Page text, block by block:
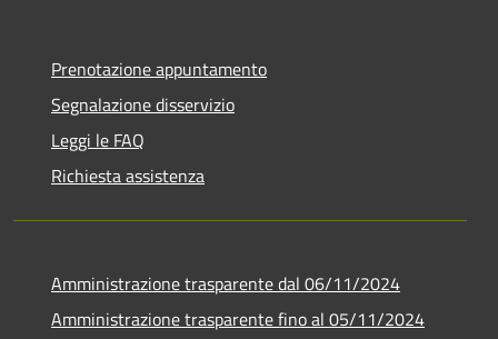
Prenotazione appuntamento
Segnalazione disservizio
Leggi le FAQ
Richiesta assistenza
Amministrazione trasparente dal 06/11/2024
Amministrazione trasparente fino al 05/11/2024